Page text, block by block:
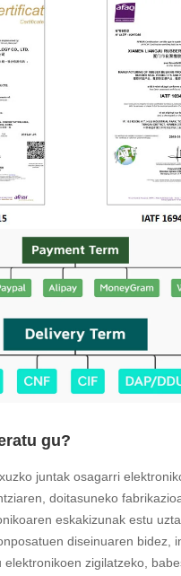
gu?
juntak osagarri
doitasuneko
eskakizunak estu
diseinuaren bidez,
elektronikoen zigilatzeko,